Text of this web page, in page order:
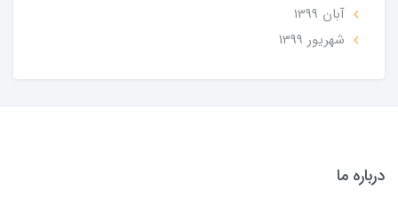
آبان 1399
شهریور 1399
درباره ما